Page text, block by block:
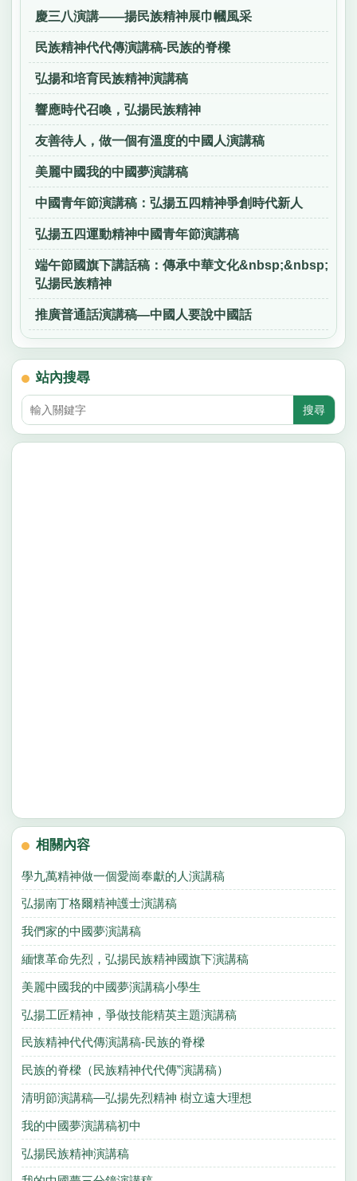
慶三八演講——揚民族精神展巾幗風采
民族精神代代傳演講稿-民族的脊樑
弘揚和培育民族精神演講稿
響應時代召喚，弘揚民族精神
友善待人，做一個有溫度的中國人演講稿
美麗中國我的中國夢演講稿
中國青年節演講稿：弘揚五四精神爭創時代新人
弘揚五四運動精神中國青年節演講稿
端午節國旗下講話稿：傳承中華文化&nbsp;&nbsp;
弘揚民族精神
推廣普通話演講稿—中國人要說中國話
站內搜尋
相關內容
學九萬精神做一個愛崗奉獻的人演講稿
弘揚南丁格爾精神護士演講稿
我們家的中國夢演講稿
緬懷革命先烈，弘揚民族精神國旗下演講稿
美麗中國我的中國夢演講稿小學生
弘揚工匠精神，爭做技能精英主題演講稿
民族精神代代傳演講稿-民族的脊樑
民族的脊樑（民族精神代代傳”演講稿）
清明節演講稿—弘揚先烈精神 樹立遠大理想
我的中國夢演講稿初中
弘揚民族精神演講稿